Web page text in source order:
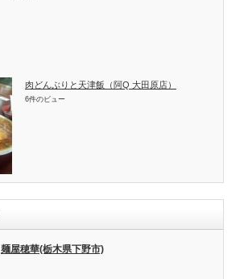
肉どんぶりと天津飯（阿Q 大田原店）
6件のビュー
麺屋穂華(栃木県下野市)